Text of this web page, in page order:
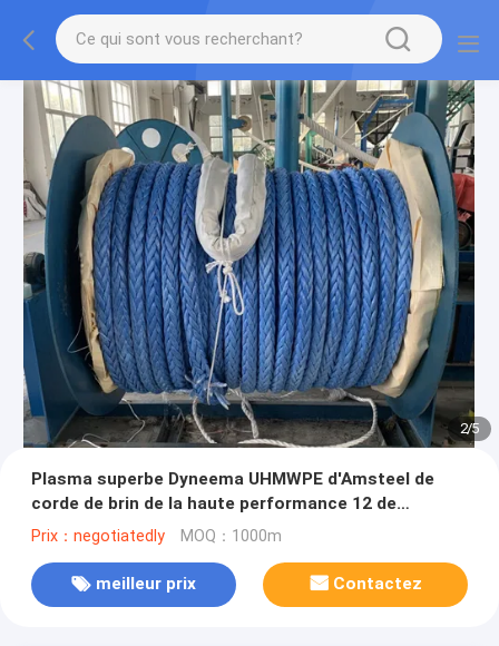
2/5
Plasma superbe Dyneema UHMWPE d'Amsteel de
corde de brin de la haute performance 12 de
spectres
Prix：negotiatedly MOQ：1000m
meilleur prix Contactez